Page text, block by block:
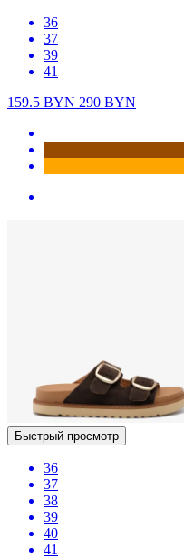
36
37
39
41
159.5 BYN290BYN
Быстрый просмотр
36
37
38
39
40
41